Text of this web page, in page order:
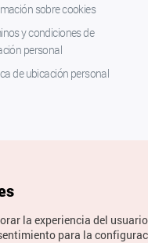
sobre cookies
y condiciones de
personal
de ubicación personal
la experiencia del
para la